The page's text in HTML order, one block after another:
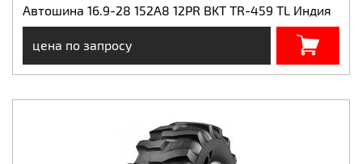
Автошина 16.9-28 152А8 12PR BKT TR-459 TL Индия
цена по запросу